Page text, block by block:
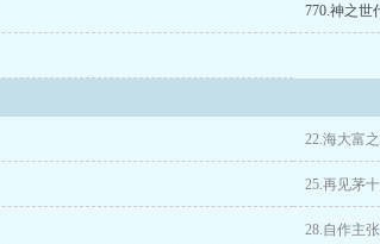
770.神之世
22.海大富
25.再见茅
28.自作主